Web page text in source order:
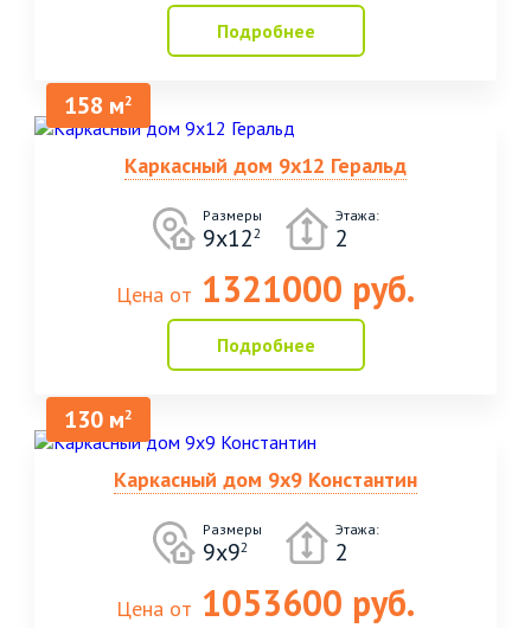
Подробнее
158 м2
Каркасный дом 9х12 Геральд
Размеры
9х122
Этажа:
2
Цена от 1321000 руб.
Подробнее
130 м2
Каркасный дом 9х9 Константин
Размеры
9х92
Этажа:
2
Цена от 1053600 руб.